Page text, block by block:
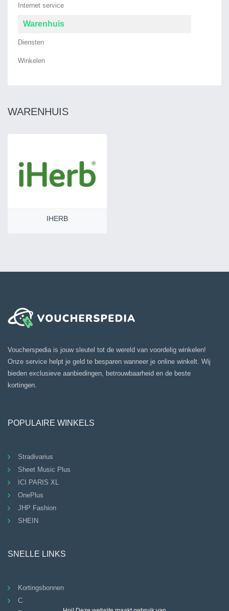
Internet service
Warenhuis
Diensten
Winkelen
WARENHUIS
IHERB
Voucherspedia is jouw sleutel tot de wereld van voordelig winkelen!
Onze service helpt je geld te besparen wanneer je online winkelt. Wij
bieden exclusieve aanbiedingen, betrouwbaarheid en de beste
kortingen.
POPULAIRE WINKELS
Stradivarius
Sheet Music Plus
ICI PARIS XL
OnePlus
JHP Fashion
SHEIN
SNELLE LINKS
Kortingsbonnen
Categorieën